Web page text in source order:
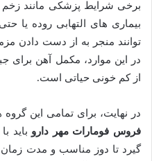
برخی شرایط پزشکی مانند زخم
بیماری های التهابی روده یا
توانند منجر به از دست دادن
در این موارد، مکمل آهن برای
از کم خونی حیاتی است.
در نهایت، برای تمامی این
فروس فومارات مهر دارو باید با
گیرد تا دوز مناسب و مدت